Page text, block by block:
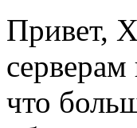
Привет,
что